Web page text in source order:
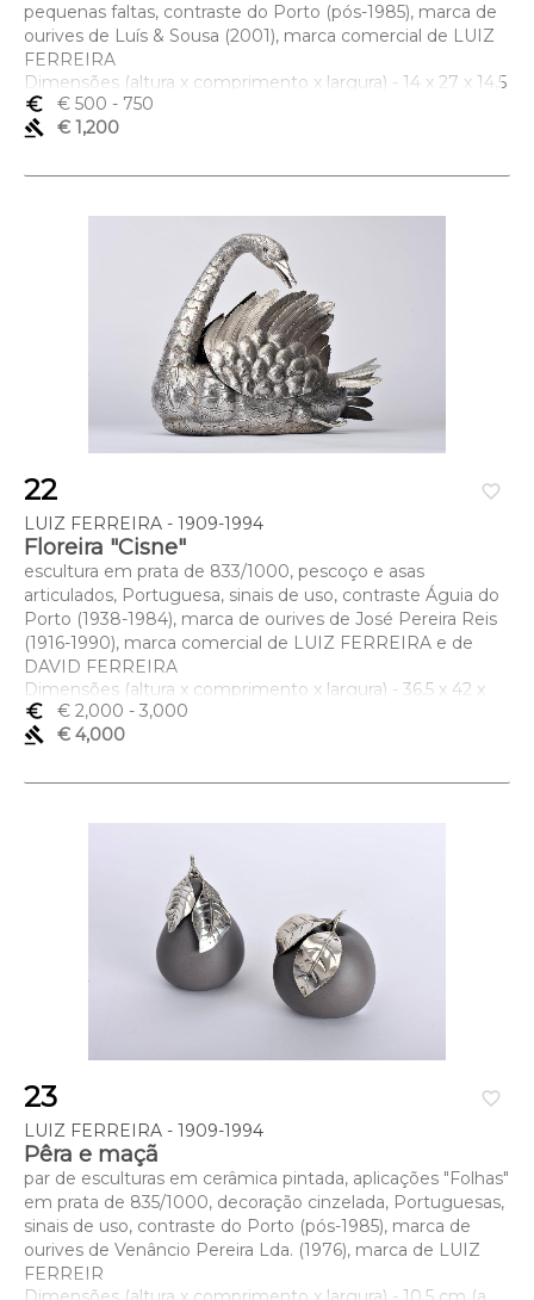
pequenas faltas, contraste do Porto (pós-1985), marca de
ourives de Luís & Sousa (2001), marca comercial de LUIZ
FERREIRA
Dimensões (altura x comprimento x largura) - 14 x 27 x 14,5
cm; Peso - (bruto) 2344,5 g.
euro_symbol € 500 - 750
gavel
€ 1,200
favorite_border
22
LUIZ FERREIRA - 1909-1994
Floreira "Cisne"
escultura em prata de 833/1000, pescoço e asas
articulados, Portuguesa, sinais de uso, contraste Águia do
Porto (1938-1984), marca de ourives de José Pereira Reis
(1916-1990), marca comercial de LUIZ FERREIRA e de
DAVID FERREIRA
Dimensões (altura x comprimento x largura) - 36,5 x 42 x
20 cm; Peso - 1.881 g.
euro_symbol € 2,000 - 3,000
gavel
€ 4,000
favorite_border
23
LUIZ FERREIRA - 1909-1994
Pêra e maçã
par de esculturas em cerâmica pintada, aplicações "Folhas"
em prata de 835/1000, decoração cinzelada, Portuguesas,
sinais de uso, contraste do Porto (pós-1985), marca de
ourives de Venâncio Pereira Lda. (1976), marca de LUIZ
FERREIR